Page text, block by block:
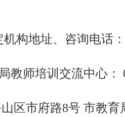
机构地址、咨询电话：
教师培训交流中心：
区市府路8号 市教育